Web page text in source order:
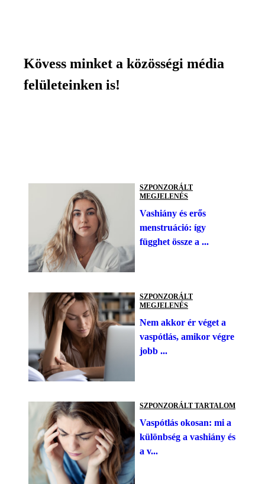
Kövess minket a közösségi média
felületeinken is!
SZPONZORÁLT
MEGJELENÉS
Vashiány és erős
menstruáció: így
függhet össze a ...
SZPONZORÁLT
MEGJELENÉS
Nem akkor ér véget a
vaspótlás, amikor végre
jobb ...
SZPONZORÁLT TARTALOM
Vaspótlás okosan: mi a
különbség a vashiány és
a v...